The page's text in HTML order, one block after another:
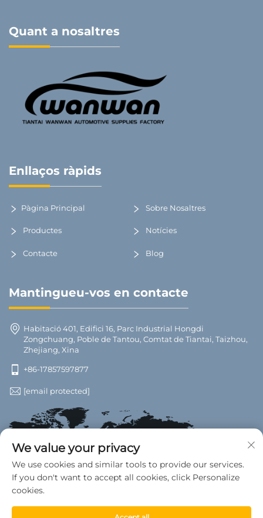
Quant a nosaltres
Enllaços ràpids
Pàgina Principal Sobre Nosaltres
Productes Notícies
Contacte Blog
Mantingueu-vos en contacte
Habitació 401, Edifici 16, Parc Industrial Hongdi
Zongchuang, Poble de Tantou, Comtat de Tiantai, Taizhou,
Zhejiang, Xina
+86-17857597877
[email protected]
We value your privacy
We use cookies and similar tools to provide our services.
If you don't want to accept all cookies, click Personalize
cookies.